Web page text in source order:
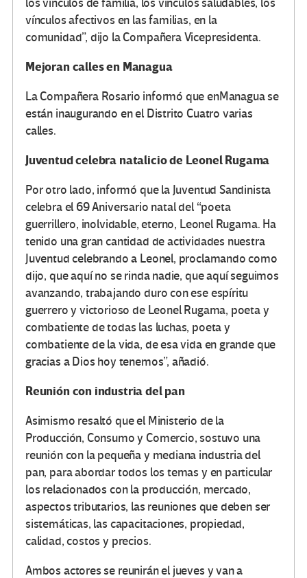
los vínculos de familia, los vínculos saludables, los
vínculos afectivos en las familias, en la
comunidad”, dijo la Compañera Vicepresidenta.
Mejoran calles en Managua
La Compañera Rosario informó que enManagua se
están inaugurando en el Distrito Cuatro varias
calles.
Juventud celebra natalicio de Leonel Rugama
Por otro lado, informó que la Juventud Sandinista
celebra el 69 Aniversario natal del “poeta
guerrillero, inolvidable, eterno, Leonel Rugama. Ha
tenido una gran cantidad de actividades nuestra
Juventud celebrando a Leonel, proclamando como
dijo, que aquí no se rinda nadie, que aquí seguimos
avanzando, trabajando duro con ese espíritu
guerrero y victorioso de Leonel Rugama, poeta y
combatiente de todas las luchas, poeta y
combatiente de la vida, de esa vida en grande que
gracias a Dios hoy tenemos”, añadió.
Reunión con industria del pan
Asimismo resaltó que el Ministerio de la
Producción, Consumo y Comercio, sostuvo una
reunión con la pequeña y mediana industria del
pan, para abordar todos los temas y en particular
los relacionados con la producción, mercado,
aspectos tributarios, las reuniones que deben ser
sistemáticas, las capacitaciones, propiedad,
calidad, costos y precios.
Ambos actores se reunirán el jueves y van a